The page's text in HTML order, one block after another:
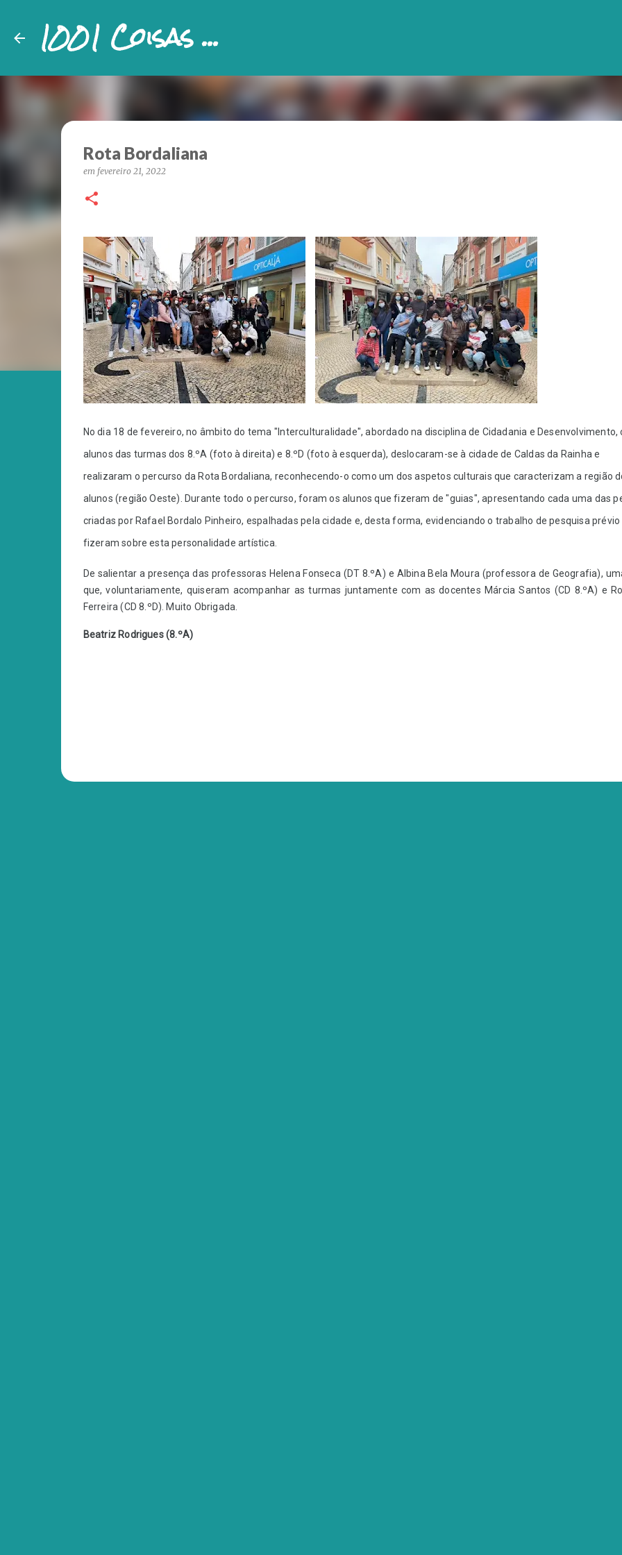
1001 Coisas ...
Rota Bordaliana
em fevereiro 21, 2022
No dia 18 de fevereiro, no âmbito do tema "Interculturalidade", abordado na disciplina de Cidadania e Desenvolvimento,
alunos das turmas dos 8.ºA (foto à direita) e 8.ºD (foto à esquerda), deslocaram-se à cidade de Caldas da Rainha e
realizaram o percurso da Rota Bordaliana, reconhecendo-o como um dos aspetos culturais que caracterizam a região
alunos (região Oeste). Durante todo o percurso, foram os alunos que fizeram de "guias", apresentando cada uma das
criadas por Rafael Bordalo Pinheiro, espalhadas pela cidade e, desta forma, evidenciando o trabalho de pesquisa prévio
fizeram sobre esta personalidade artística.
De salientar a presença das professoras Helena Fonseca (DT 8.ºA) e Albina Bela Moura (professora de Geografia),
que, voluntariamente, quiseram acompanhar as turmas juntamente com as docentes Márcia Santos (CD 8.ºA) e
Ferreira (CD 8.ºD). Muito Obrigada.
Beatriz Rodrigues (8.ºA)